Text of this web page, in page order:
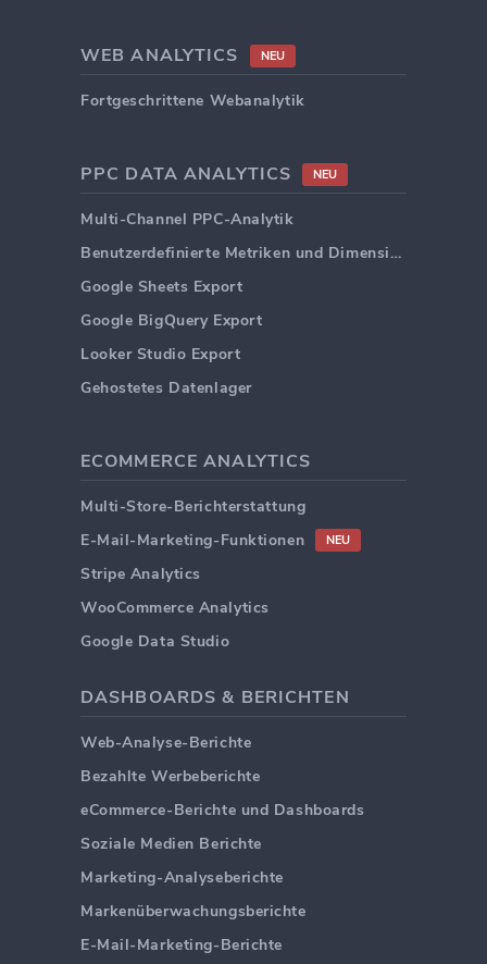
WEB ANALYTICS NEU
Fortgeschrittene Webanalytik
PPC DATA ANALYTICS NEU
Multi-Channel PPC-Analytik
Benutzerdefinierte Metriken und Dimensionen
Google Sheets Export
Google BigQuery Export
Looker Studio Export
Gehostetes Datenlager
ECOMMERCE ANALYTICS
Multi-Store-Berichterstattung
E-Mail-Marketing-Funktionen
NEU
Stripe Analytics
WooCommerce Analytics
Google Data Studio
DASHBOARDS & BERICHTEN
Web-Analyse-Berichte
Bezahlte Werbeberichte
eCommerce-Berichte und Dashboards
Soziale Medien Berichte
Marketing-Analyseberichte
Markenüberwachungsberichte
E-Mail-Marketing-Berichte